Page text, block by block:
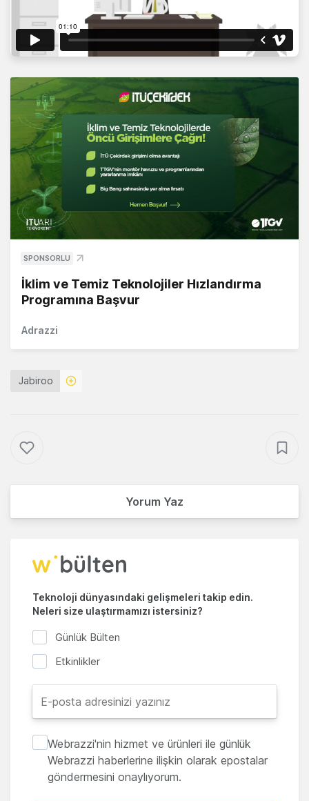
SPONSORLU
İklim ve Temiz Teknolojiler Hızlandırma
Programına Başvur
Adrazzi
Jabiroo
Yorum Yaz
Teknoloji dünyasındaki gelişmeleri takip edin.
Neleri size ulaştırmamızı istersiniz?
Günlük Bülten
Etkinlikler
Webrazzi'nin hizmet ve ürünleri ile günlük
Webrazzi haberlerine ilişkin olarak epostalar
göndermesini onaylıyorum.